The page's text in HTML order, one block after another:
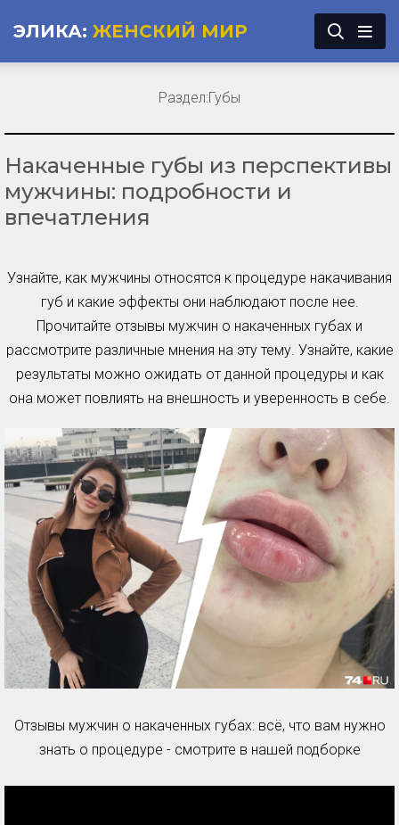
ЭЛИКА: ЖЕНСКИЙ МИР
Накаченные губы из перспективы
мужчины: подробности и
впечатления
Узнайте, как мужчины относятся к процедуре накачивания
губ и какие эффекты они наблюдают после нее.
Прочитайте отзывы мужчин о накаченных губах и
рассмотрите различные мнения на эту тему. Узнайте, какие
результаты можно ожидать от данной процедуры и как
она может повлиять на внешность и уверенность в себе.
Отзывы мужчин о накаченных губах: всё, что вам нужно
знать о процедуре - смотрите в нашей подборке
Раздел:Губы